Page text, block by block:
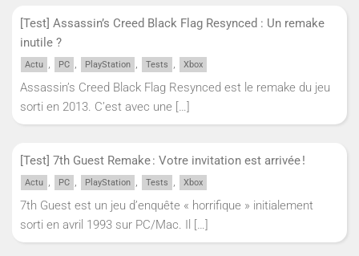
[Test] Assassin’s Creed Black Flag Resynced : Un remake
inutile ?
Actu , PC , PlayStation , Tests , Xbox
Assassin’s Creed Black Flag Resynced est le remake du jeu
sorti en 2013. C’est avec une […]
[Test] 7th Guest Remake : Votre invitation est arrivée !
Actu , PC , PlayStation , Tests , Xbox
7th Guest est un jeu d’enquête « horrifique » initialement
sorti en avril 1993 sur PC/Mac. Il […]